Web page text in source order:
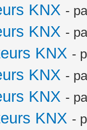
KNX -
KNX -
KNX -
KNX -
KNX -
KNX -